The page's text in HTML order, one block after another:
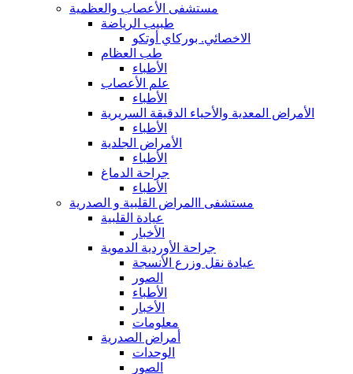
مستشفى الأعصاب والعظمية
طبيب الرياضة
الاخصائي. بوركاي أوتكو
طب العظام
الأطباء
علم الأعصاب
الأطباء
الأمراض المعدية والأحياء الدقيقة السريرية
الأطباء
الأمراض الجلدية
الأطباء
جراحة الدماغ
الأطباء
مستشفى االمراض القلبية و الصدرية
عيادة القلبية
الأخبار
جراحة الأوردية الدموية
عيادة نقل وزرع الأنسجة
الصور
الأطباء
الأخبار
معلومات
أمراض الصدرية
الوحدات
الصور